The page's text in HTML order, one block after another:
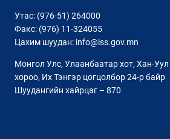
Утас: (976-51) 264000
Факс: (976) 11-324055
Цахим шуудан: info@iss.gov.mn
Монгол Улс, Улаанбаатар хот, Хан-Уул
хороо, Их Тэнгэр цогцолбор 24-р байр
Шуудангийн хайрцаг – 870